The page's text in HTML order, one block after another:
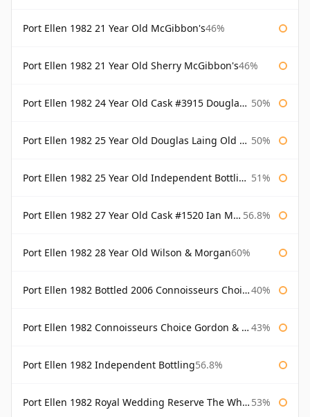
Port Ellen 1982 21 Year Old McGibbon's46%
Port Ellen 1982 21 Year Old Sherry McGibbon's46%
Port Ellen 1982 24 Year Old Cask #3915 Douglas Laing Old Malt Cask 50%
Port Ellen 1982 25 Year Old Douglas Laing Old Malt Cask 50%
Port Ellen 1982 25 Year Old Independent Bottling Bottled 2007 51%
Port Ellen 1982 27 Year Old Cask #1520 Ian Macleod Chieftain 56.8%
Port Ellen 1982 28 Year Old Wilson & Morgan60%
Port Ellen 1982 Bottled 2006 Connoisseurs Choice Gordon & Macphail 40%
Port Ellen 1982 Connoisseurs Choice Gordon & Macphail 43%
Port Ellen 1982 Independent Bottling56.8%
Port Ellen 1982 Royal Wedding Reserve The Whisky Exchange 53%